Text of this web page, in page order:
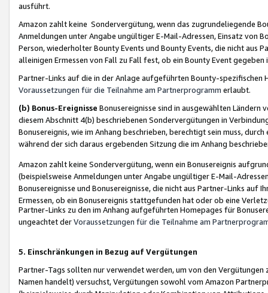
ausführt.
Amazon zahlt keine Sondervergütung, wenn das zugrundeliegende
Anmeldungen unter Angabe ungültiger E-Mail-Adressen, Einsatz von
Person, wiederholter Bounty Events und Bounty Events, die nicht
alleinigen Ermessen von Fall zu Fall fest, ob ein Bounty Event
Partner-Links auf die in der Anlage aufgeführten Bounty-spezifischen
Voraussetzungen für die Teilnahme am Partnerprogramm erlaubt.
(b) Bonus-Ereignisse Bonusereignisse sind in ausgewählten Ländern
diesem Abschnitt 4(b) beschriebenen Sondervergütungen in
Bonusereignis, wie im Anhang beschrieben, berechtigt sein muss,
während der sich daraus ergebenden Sitzung die im Anhang
Amazon zahlt keine Sondervergütung, wenn ein Bonusereignis
(beispielsweise Anmeldungen unter Angabe ungültiger E-Mail-
Bonusereignisse und Bonusereignisse, die nicht aus Partner-Links auf
Ermessen, ob ein Bonusereignis stattgefunden hat oder ob eine
Partner-Links zu den im Anhang aufgeführten Homepages für
ungeachtet derVoraussetzungen für die Teilnahme am
5. Einschränkungen in Bezug auf Vergütungen
Partner-Tags sollten nur verwendet werden, um von den
Namen handelt) versuchst, Vergütungen sowohl vom Amazon